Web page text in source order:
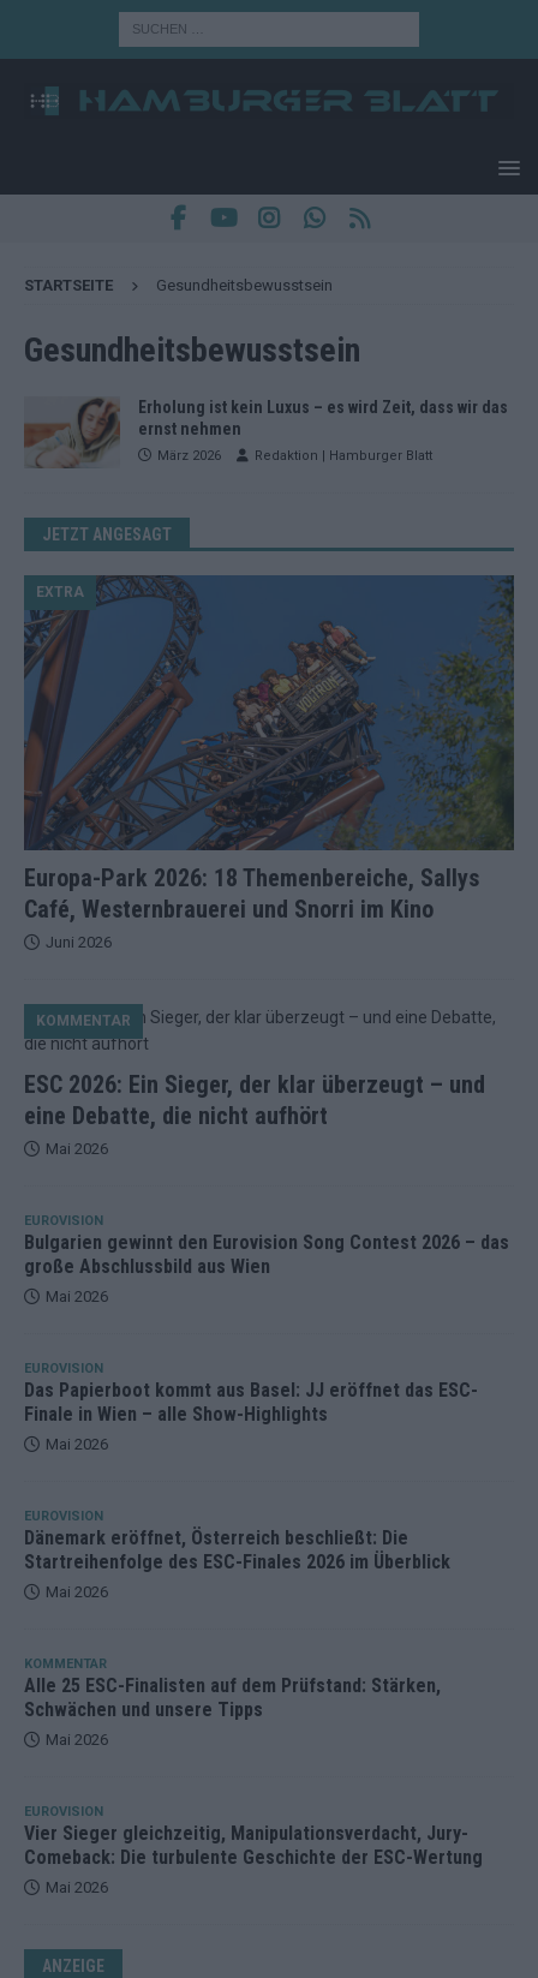
STARTSEITE Gesundheitsbewusstsein
Gesundheitsbewusstsein
Erholung ist kein Luxus – es wird Zeit, dass wir das
ernst nehmen
März 2026 Redaktion | Hamburger Blatt
JETZT ANGESAGT
Europa-Park 2026: 18 Themenbereiche, Sallys
Café, Westernbrauerei und Snorri im Kino
EXTRA
Juni 2026
ESC 2026: Ein Sieger, der klar überzeugt – und
eine Debatte, die nicht aufhört
KOMMENTAR
Mai 2026
EUROVISION
Bulgarien gewinnt den Eurovision Song Contest 2026 – das
große Abschlussbild aus Wien
Mai 2026
EUROVISION
Das Papierboot kommt aus Basel: JJ eröffnet das ESC-
Finale in Wien – alle Show-Highlights
Mai 2026
EUROVISION
Dänemark eröffnet, Österreich beschließt: Die
Startreihenfolge des ESC-Finales 2026 im Überblick
Mai 2026
KOMMENTAR
Alle 25 ESC-Finalisten auf dem Prüfstand: Stärken,
Schwächen und unsere Tipps
Mai 2026
EUROVISION
Vier Sieger gleichzeitig, Manipulationsverdacht, Jury-
Comeback: Die turbulente Geschichte der ESC-Wertung
Mai 2026
ANZEIGE